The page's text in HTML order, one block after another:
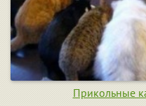
Прикольные